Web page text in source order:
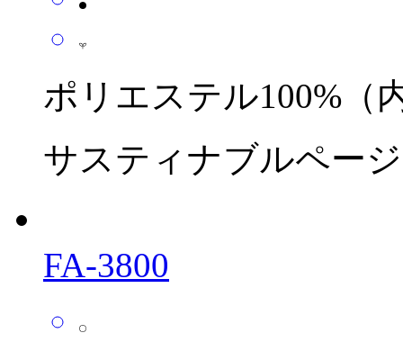
ポリエステル100%（
サスティナブルペー
FA-3800